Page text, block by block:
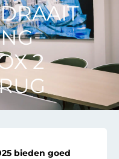
2
bieden goed